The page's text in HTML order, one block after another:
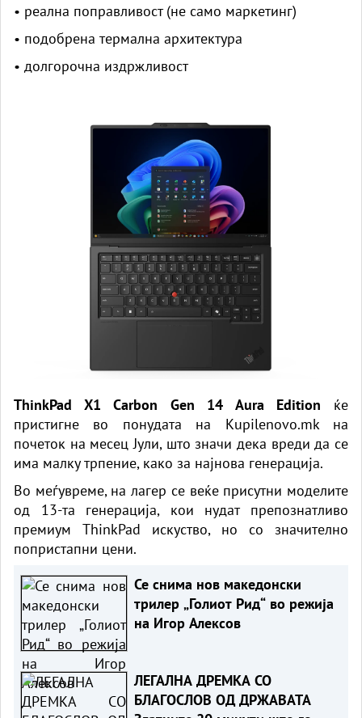
• реална поправливост (не само маркетинг)
• подобрена термална архитектура
• долгорочна издржливост
ThinkPad X1 Carbon Gen 14 Aura Edition ќе
пристигне во понудата на Kupilenovo.mkна
почеток на месец Јули, што значи дека вреди да се
има малку трпение, како за најнова генерација.
Во меѓувреме, на лагер се веќе присутни моделите
од 13-та генерација, кои нудат препознатливо
премиум ThinkPad искуство, но со значително
попристапни цени.
Се снима нов македонски
трилер „Голиот Рид“ во режија
на Игор Алексов
ЛЕГАЛНА ДРЕМКА СО
БЛАГОСЛОВ ОД ДРЖАВАТА